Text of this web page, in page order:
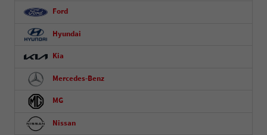
Ford
Hyundai
Kia
Mercedes-Benz
MG
Nissan